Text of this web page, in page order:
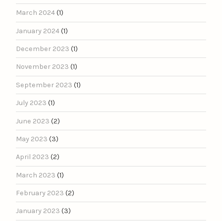
March 2024(1)
January 2024(1)
December 2023 (1)
November 2023 (1)
September 2023 (1)
July 2023 (1)
June 2023 (2)
May 2023 (3)
April 2023 (2)
March 2023 (1)
February 2023 (2)
January 2023 (3)